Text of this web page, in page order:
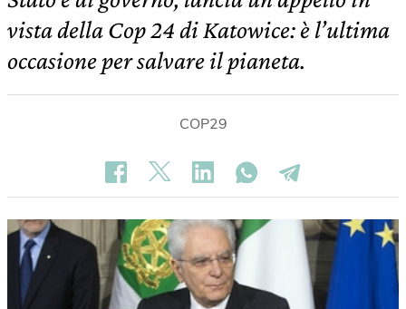
vista della Cop 24 di Katowice: è l’ultima
occasione per salvare il pianeta.
COP29